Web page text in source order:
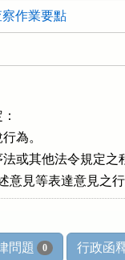
作業要點
為。
或其他法令規定之
意見等表達意見之行
問題 0 行政函